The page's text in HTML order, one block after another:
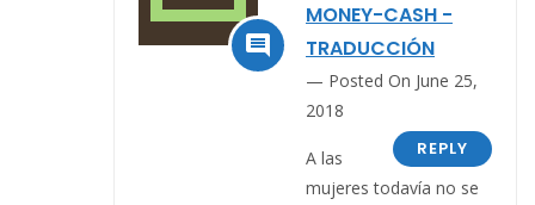

MONEY-CASH -
TRADUCCIÓN
Posted On June 25,
2018
REPLY
A las
mujeres todavía no se